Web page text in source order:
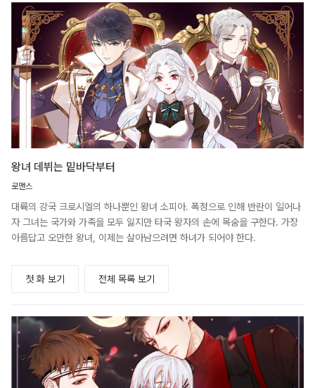
왕녀 데뷔는 밑바닥부터
로맨스
대륙의 강국 크로시엘의 하나뿐인 왕녀 소피아. 폭정으로 인해 반란이 일어나
자 그녀는 국가와 가족을 모두 잃지만 타국 왕자의 손에 목숨을 구한다. 가장
아름답고 오만한 왕녀, 이제는 살아남으려면 하녀가 되어야 한다.
첫 화 보기 전체 목록 보기